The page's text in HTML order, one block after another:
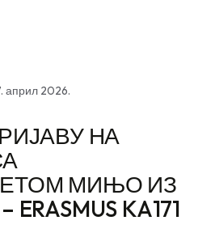
април 2026.
НА
МИЊО ИЗ
KA171